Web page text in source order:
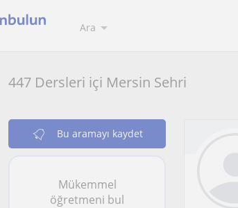
Ara
447 Dersleri içi Mersin Sehri
Bu aramayı kaydet
Mükemmel
öğretmeni bul